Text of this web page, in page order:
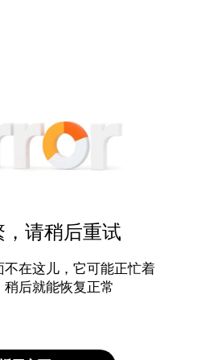
，请稍后重试
在这儿，它可能正忙着
稍后就能恢复正常